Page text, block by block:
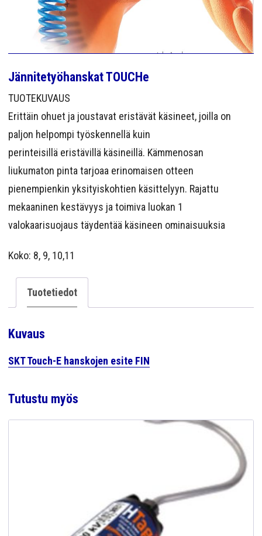
YRITYS
YHTEYS
Jännitetyöhanskat TOUCHe
TUOTEKUVAUS
Erittäin ohuet ja joustavat eristävät käsineet, joilla on
paljon helpompi työskennellä kuin
perinteisillä eristävillä käsineillä. Kämmenosan
liukumaton pinta tarjoaa erinomaisen otteen
pienempienkin yksityiskohtien käsittelyyn. Rajattu
mekaaninen kestävyys ja toimiva luokan 1
valokaarisuojaus täydentää käsineen ominaisuuksia
Koko: 8, 9, 10,11
Tuotetiedot
Kuvaus
SKT Touch-E hanskojen esite FIN
Tutustu myös